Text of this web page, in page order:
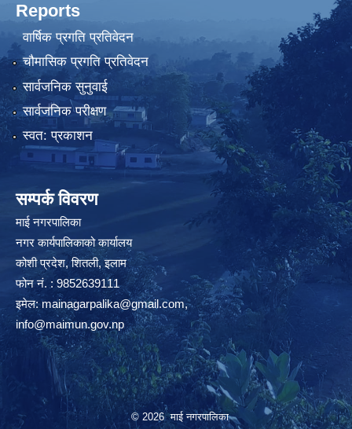
Reports
वार्षिक प्रगति प्रतिवेदन
चौमासिक प्रगति प्रतिवेदन
सार्वजनिक सुनुवाई
सार्वजनिक परीक्षण
स्वत: प्रकाशन
सम्पर्क विवरण
माई नगरपालिका
नगर कार्यपालिकाको कार्यालय
कोशी प्रदेश, शितली, इलाम
फोन नं. : 9852639111
इमेल:mainagarpalika@gmail.com,
info@maimun.gov.np
© 2026 माई नगरपालिका